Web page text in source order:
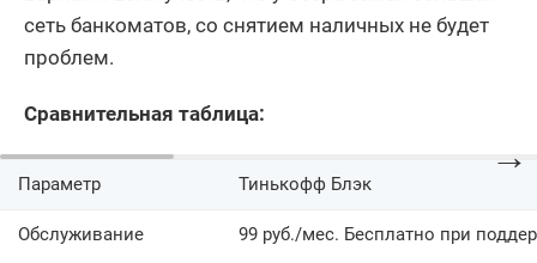
сеть банкоматов, со снятием наличных не будет
проблем.
Сравнительная таблица:
→
Параметр Тинькофф Блэк
Обслуживание 99 руб./мес. Бесплатно при